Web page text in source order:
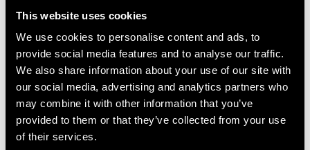
This website uses cookies
We use cookies to personalise content and ads, to
provide social media features and to analyse our traffic.
We also share information about your use of our site with
our social media, advertising and analytics partners who
may combine it with other information that you’ve
provided to them or that they’ve collected from your use
of their services.
Huvudsakligen består Crazy8’s simulant formula av
olika karaktär men liknande effekt och ger en
sammanlagd starkt uppiggande effekt. Crazy8
innehåller också Astragin® som är en patenterad, 100%
växtbaserad förening vilket ökar upptaget av många
viktiga näringsämnen.
För fokus finns en rejäl dos kolinbitartrat, tyrosin samt